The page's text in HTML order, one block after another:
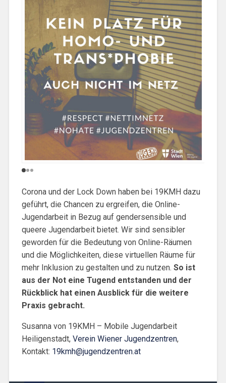
Corona und der Lock Down haben bei 19KMH dazu
geführt, die Chancen zu ergreifen, die Online-
Jugendarbeit in Bezug auf gendersensible und
queere Jugendarbeit bietet. Wir sind sensibler
geworden für die Bedeutung von Online-Räumen
und die Möglichkeiten, diese virtuellen Räume für
mehr Inklusion zu gestalten und zu nutzen. So ist
aus der Not eine Tugend entstanden und der
Rückblick hat einen Ausblick für die weitere
Praxis gebracht.
Susanna von 19KMH – Mobile Jugendarbeit
Heiligenstadt, Verein Wiener Jugendzentren,
Kontakt: 19kmh@jugendzentren.at